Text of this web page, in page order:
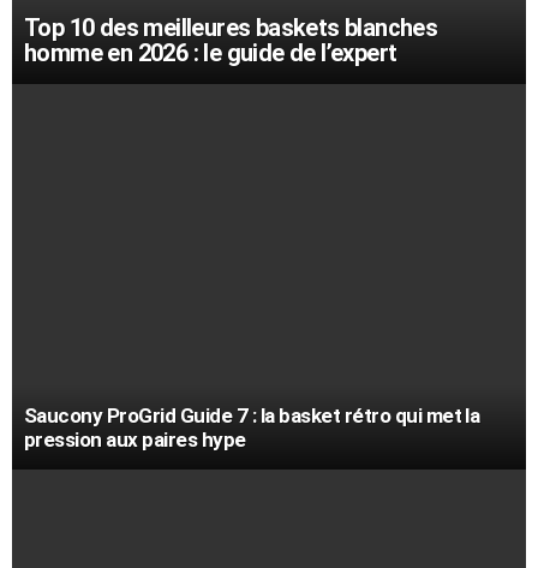
Top 10 des meilleures baskets blanches
homme en 2026 : le guide de l’expert
Saucony ProGrid Guide 7 : la basket rétro qui met la
pression aux paires hype